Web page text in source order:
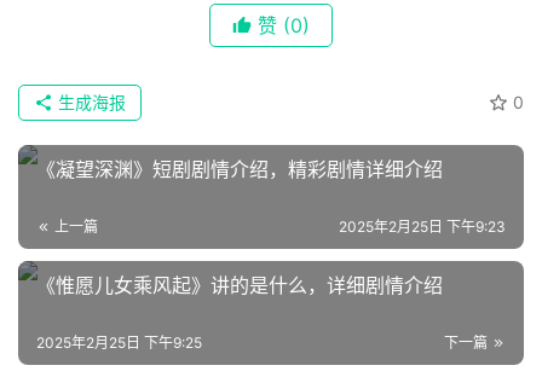
递
博
主
选
登录
赞 (0)
0
生成海报
《凝望深渊》短剧剧情介绍，精彩剧情详细介绍
上一篇 2025年2月25日 下午9:23
《惟愿儿女乘风起》讲的是什么，详细剧情介绍
下一篇
2025年2月25日 下午9:25